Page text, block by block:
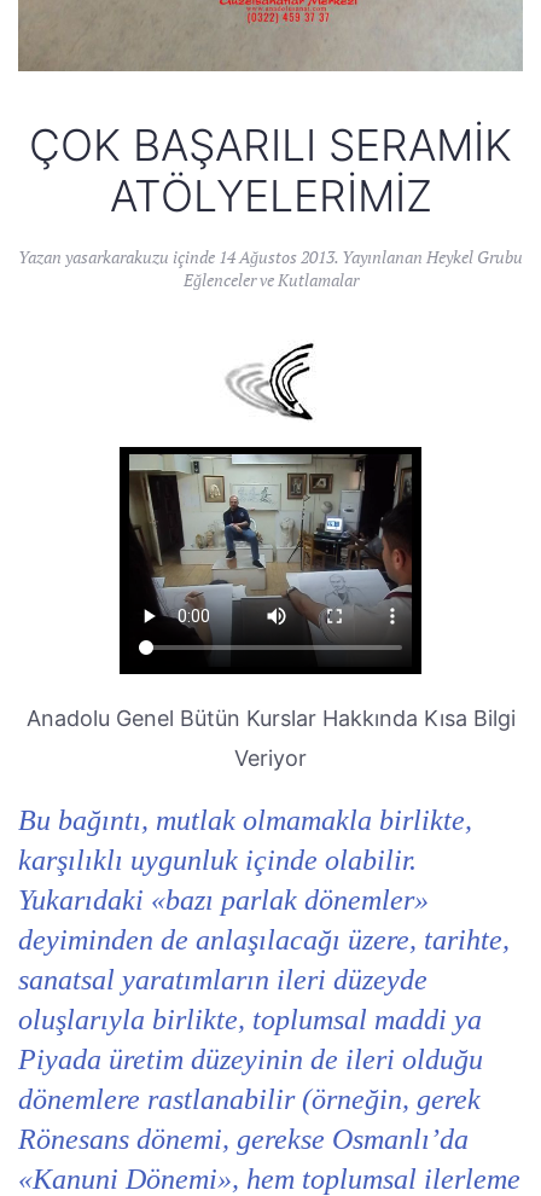
ÇOK BAŞARILI SERAMIK
ATÖLYELERIMIZ
Yazan yasarkarakuzu içinde 14 Ağustos 2013. Yayınlanan Heykel Grubu
Eğlenceler ve Kutlamalar
Anadolu Genel Bütün Kurslar Hakkında Kısa Bilgi
Veriyor
Bu bağıntı, mutlak olmamakla birlikte,
karşılıklı uygunluk içinde olabilir.
Yukarıdaki «bazı parlak dönemler»
deyiminden de anlaşılacağı üzere, tarihte,
sanatsal yaratımların ileri düzeyde
oluşlarıyla birlikte, toplumsal maddi ya
Piyada üretim düzeyinin de ileri olduğu
dönemlere rastlanabilir (örneğin, gerek
Rönesans dönemi, gerekse Osmanlı’da
«Kanuni Dönemi», hem toplumsal ilerleme